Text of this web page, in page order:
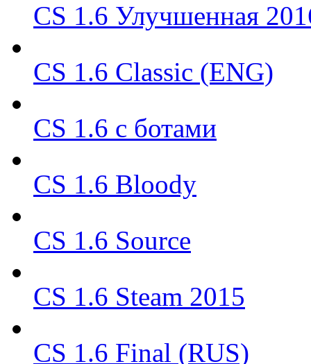
CS 1.6 Улучшенная
CS 1.6 Classic (ENG)
CS 1.6 с ботами
CS 1.6 Bloody
CS 1.6 Source
CS 1.6 Steam 2015
CS 1.6 Final (RUS)